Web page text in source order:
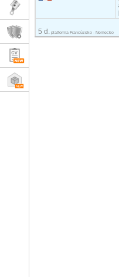
5 d. platforma Francúzsko - Nemecko